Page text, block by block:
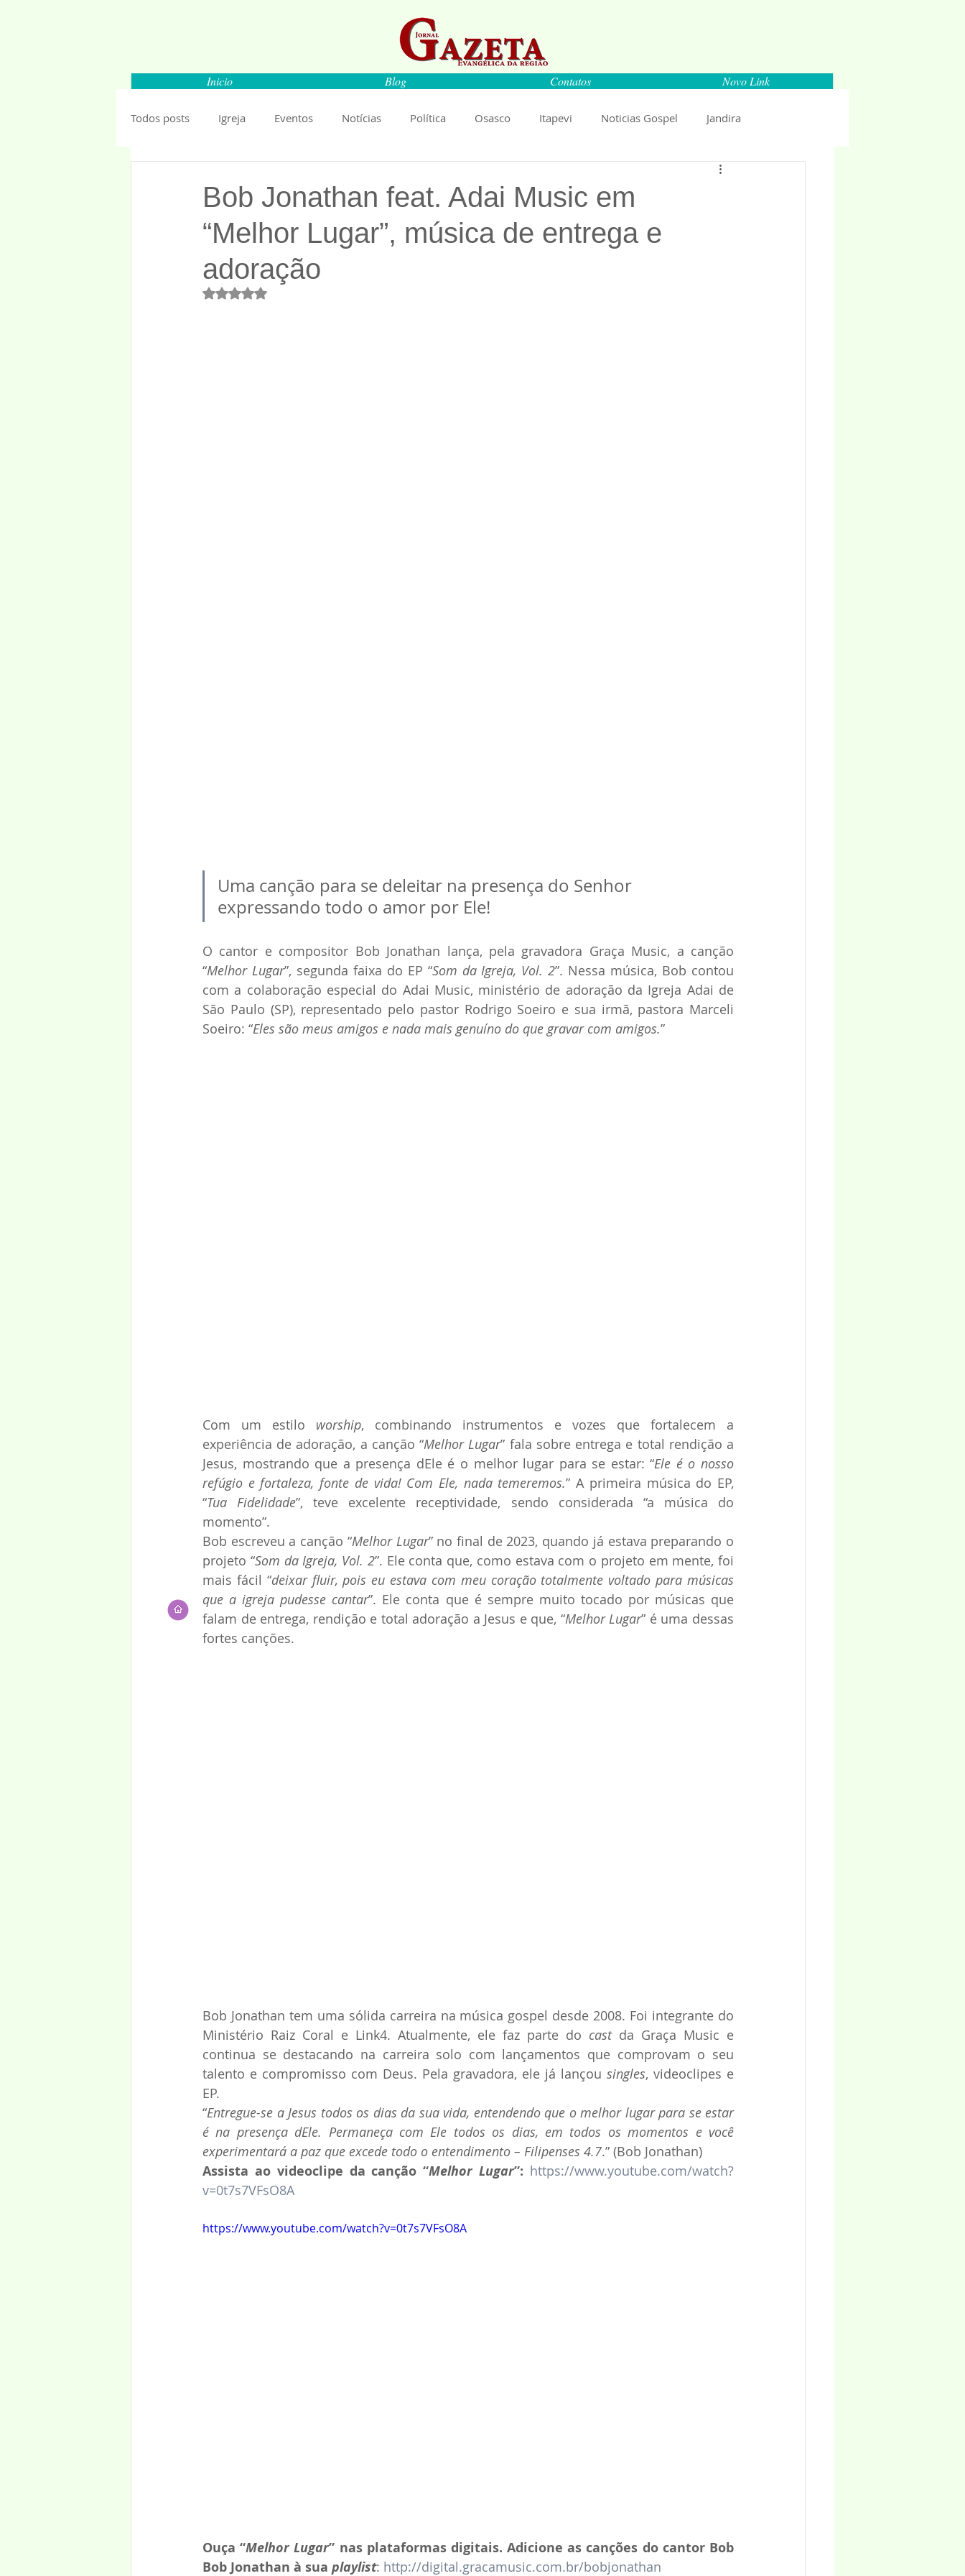
Inicio Blog Contatos Novo Link
Todos posts Igreja Eventos Notícias Política Osasco Itapevi Noticias Gospel Jandira
Espaço Parlamentar
Esportes Segurança Ciência Saúde Educação Livro Anuncio 2018
Anuncios 2019
Bob Jonathan feat. Adai Music em
“Melhor Lugar”, música de entrega e
adoração
Avaliado com NaN de 5 estrelas.
Uma canção para se deleitar na presença do Senhor
expressando todo o amor por Ele!
O cantor e compositor Bob Jonathan lança, pela gravadora Graça Music, a canção
“Melhor Lugar”, segunda faixa do EP “Som da Igreja, Vol. 2”. Nessa música, Bob contou
com a colaboração especial do Adai Music, ministério de adoração da Igreja Adai de
São Paulo (SP), representado pelo pastor Rodrigo Soeiro e sua irmã, pastora Marceli
Soeiro: “Eles são meus amigos e nada mais genuíno do que gravar com amigos.”
Com um estilo worship, combinando instrumentos e vozes que fortalecem a
experiência de adoração, a canção “Melhor Lugar” fala sobre entrega e total rendição a
Jesus, mostrando que a presença dEle é o melhor lugar para se estar: “Ele é o nosso
refúgio e fortaleza, fonte de vida! Com Ele, nada temeremos.” A primeira música do EP,
“Tua Fidelidade”, teve excelente receptividade, sendo considerada “a música do
momento”.
Bob escreveu a canção “Melhor Lugar” no final de 2023, quando já estava preparando o
projeto “Som da Igreja, Vol. 2”. Ele conta que, como estava com o projeto em mente, foi
mais fácil “deixar fluir, pois eu estava com meu coração totalmente voltado para músicas
que a igreja pudesse cantar”. Ele conta que é sempre muito tocado por músicas que
falam de entrega, rendição e total adoração a Jesus e que, “Melhor Lugar” é uma dessas
fortes canções.
Bob Jonathan tem uma sólida carreira na música gospel desde 2008. Foi integrante do
Ministério Raiz Coral e Link4. Atualmente, ele faz parte do cast da Graça Music e
continua se destacando na carreira solo com lançamentos que comprovam o seu
talento e compromisso com Deus. Pela gravadora, ele já lançou singles, videoclipes e
EP.
“Entregue-se a Jesus todos os dias da sua vida, entendendo que o melhor lugar para se estar
é na presença dEle. Permaneça com Ele todos os dias, em todos os momentos e você
experimentará a paz que excede todo o entendimento – Filipenses 4.7.” (Bob Jonathan)
Assista ao videoclipe da canção “Melhor Lugar”: https://www.youtube.com/watch?
v=0t7s7VFsO8A
https://www.youtube.com/watch?v=0t7s7VFsO8A
Ouça “Melhor Lugar” nas plataformas digitais. Adicione as canções do cantor Bob
Bob Jonathan à sua playlist: http://digital.gracamusic.com.br/bobjonathan